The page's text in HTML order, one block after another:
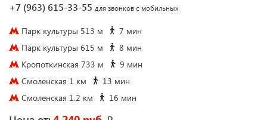
+7 (963) 615-33-55 для звонков с мобильных
Парк культуры 513 м
7 мин
Парк культуры 615 м
8 мин
Кропоткинская 733 м
9 мин
Смоленская 1 км
13 мин
Смоленская 1.2 км
16 мин